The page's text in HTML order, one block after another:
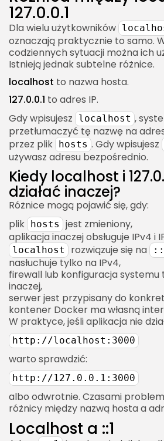
127.0.0.1
Dla wielu użytkowników
oznaczają praktycznie to samo.
codziennych sytuacji można ich
Istnieją jednak subtelne różnice.
localhost to nazwa hosta.
127.0.0.1 to adres IP.
Gdy wpisujesz
localhost ,
przetłumaczyć tę nazwę na
przez plik
hosts . Gdy wpisujesz
używasz adresu bezpośrednio.
Kiedy localhost i
działać inaczej?
Różnice mogą pojawić się, gdy:
plik
hosts
jest zmieniony,
aplikacja inaczej obsługuje IPv4 i
localhost rozwiązuje się na
nasłuchuje tylko na IPv4,
firewall lub konfiguracja
inaczej,
serwer jest przypisany do
kontener Docker ma własną
W praktyce, jeśli aplikacja nie
http://localhost:3000
warto sprawdzić:
http://127.0.0.1:3000
albo odwrotnie. Czasami problem
różnicy między nazwą hosta a
Localhost a ::1